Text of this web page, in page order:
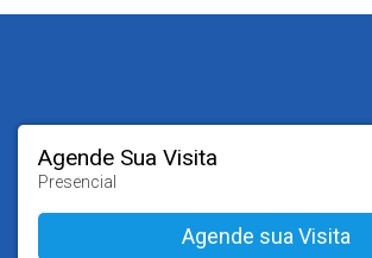
Agende Sua Visita
Presencial